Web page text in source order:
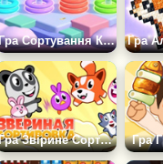
Гра Сортування Кілець Головоломка
Гра Звірине Сортування Гра